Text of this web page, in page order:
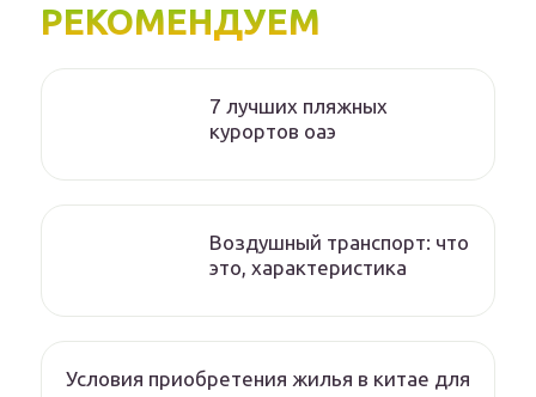
РЕКОМЕНДУЕМ
7 лучших пляжных
курортов оаэ
Воздушный транспорт: что
это, характеристика
Условия приобретения жилья в китае для